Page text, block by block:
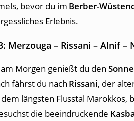
bevor du im Berber-
Erlebnis.
Merzouga – Rissani – Alnif –
Morgen genießt du den
fährst du nach Rissani, der
dem längsten Flusstal Marokkos,
die beeindruckende